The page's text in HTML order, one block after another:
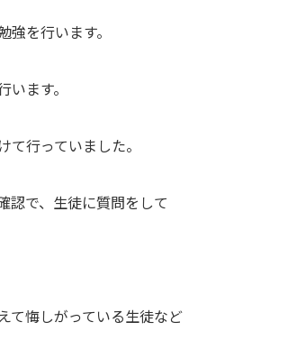
を行います。
ます。
行っていました。
認で、生徒に質問をして
て悔しがっている生徒など